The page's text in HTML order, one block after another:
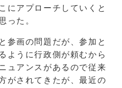
にアプローチしていくと
った。
参画の問題だが、参加と
ように行政側が頼むから
ュアンスがあるので従来
がされてきたが、最近の